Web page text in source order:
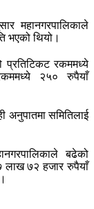
महानगरपालिकाले
भएको थियो।
प्रतिटिकट रकममध्ये
२५० रुपैयाँ
अनुपातमा समितिलाई
बढेको
लाख ७२ हजार रुपैयाँ